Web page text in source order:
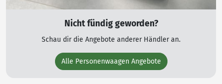
Nicht fündig geworden?
Schau dir die Angebote anderer Händler an.
Alle Personenwaagen Angebote